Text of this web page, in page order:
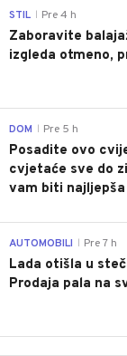
STIL Pre 4 h
Zaboravite
izgleda otmeno,
DOM Pre 5 h
Posadite ovo
cvjetaće sve do
vam biti
AUTOMOBILI Pre 7 h
Lada otišla u
Prodaja pala na